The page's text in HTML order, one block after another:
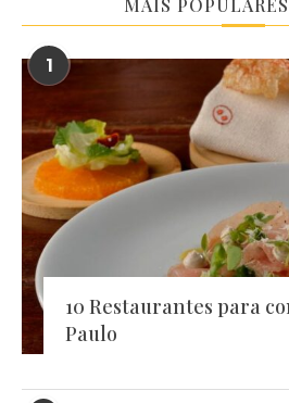
MAIS
1
10 Restaurantes para
Paulo